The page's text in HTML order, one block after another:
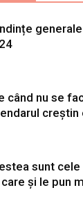
când nu se
creștin
sunt
și le pun